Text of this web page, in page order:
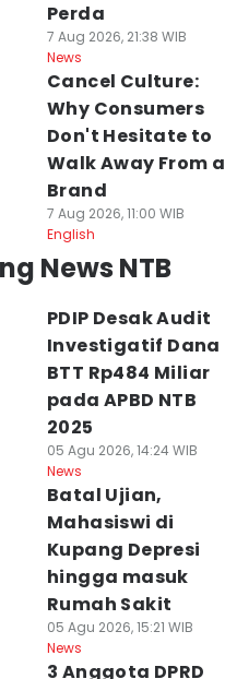
Perda
7 Aug 2026, 21:38 WIB
News
Cancel Culture:
Why Consumers
Don't Hesitate to
Walk Away From a
Brand
7 Aug 2026, 11:00 WIB
English
News NTB
PDIP Desak Audit
Investigatif Dana
BTT Rp484 Miliar
pada APBD NTB
2025
05 Agu 2026, 14:24 WIB
News
Batal Ujian,
Mahasiswi di
Kupang Depresi
hingga masuk
Rumah Sakit
05 Agu 2026, 15:21 WIB
News
3 Anggota DPRD